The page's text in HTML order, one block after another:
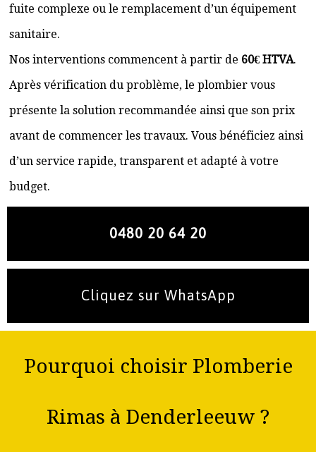
fuite complexe ou le remplacement d’un équipement
sanitaire.
Nos interventions commencent à partir de 60€ HTVA.
Après vérification du problème, le plombier vous
présente la solution recommandée ainsi que son prix
avant de commencer les travaux. Vous bénéficiez ainsi
d’un service rapide, transparent et adapté à votre
budget.
0480 20 64 20
Cliquez sur WhatsApp
Pourquoi choisir Plomberie
Rimas à Denderleeuw ?